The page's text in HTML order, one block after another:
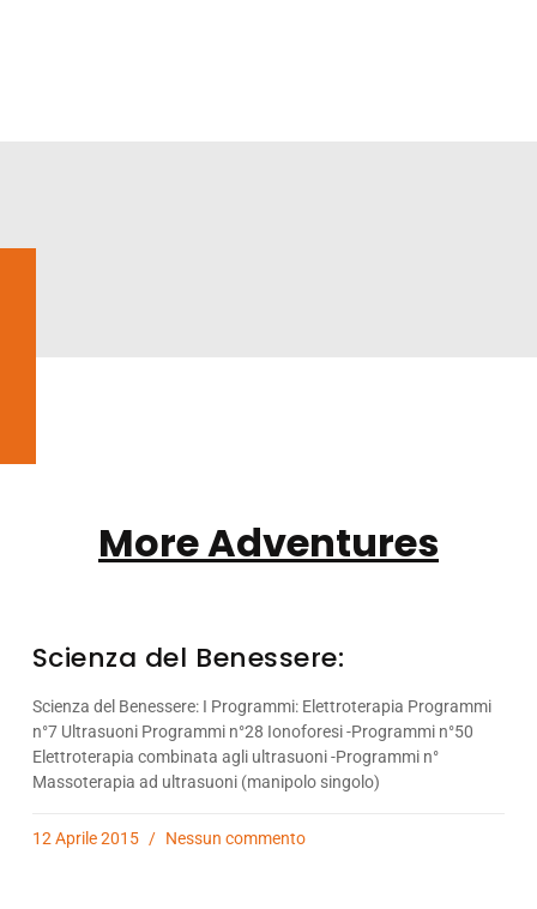
More Adventures
Scienza del Benessere:
Scienza del Benessere: I Programmi: Elettroterapia Programmi
n°7 Ultrasuoni Programmi n°28 Ionoforesi -Programmi n°50
Elettroterapia combinata agli ultrasuoni -Programmi n°
Massoterapia ad ultrasuoni (manipolo singolo)
12 Aprile 2015 Nessun commento